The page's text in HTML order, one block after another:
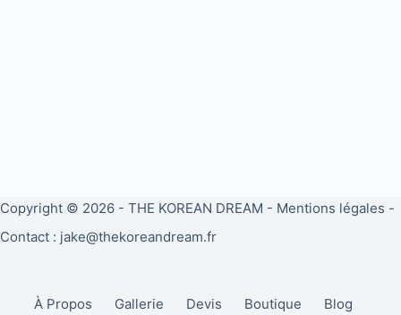
Copyright © 2026 - THE KOREAN DREAM - Mentions légales -
Contact : jake@thekoreandream.fr
À Propos Gallerie Devis Boutique Blog